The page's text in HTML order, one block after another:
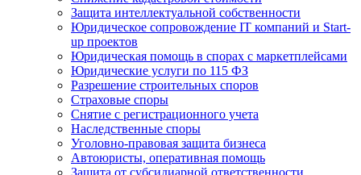
Защита интеллектуальной собственности
Юридическое сопровождение IT компаний и Start-
up проектов
Юридическая помощь в спорах с маркетплейсами
Юридические услуги по 115 ФЗ
Разрешение строительных споров
Страховые споры
Снятие с регистрационного учета
Наследственные споры
Уголовно-правовая защита бизнеса
Автоюристы, оперативная помощь
Защита от субсидиарной ответственности